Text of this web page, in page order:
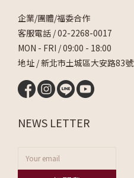
企業/團體/福委合作
客服電話 /02-2268-0017
MON - FRI / 09:00 - 18:00
地址 / 新北市土城區大安路83號
NEWS LETTER